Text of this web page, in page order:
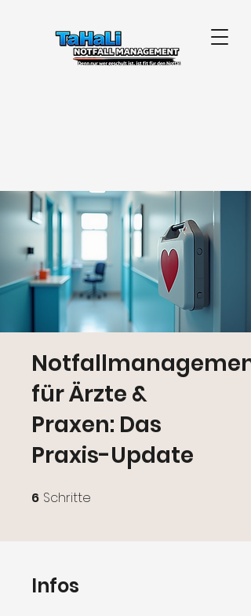
Notfallmanagement
für Ärzte &
Praxen: Das
Praxis-Update
6 Schritte
Infos